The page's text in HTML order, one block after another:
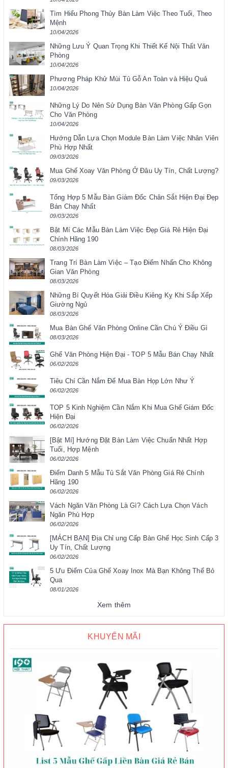
Tìm Hiểu Phong Thủy Bàn Làm Việc Theo Tuổi, Theo
Mệnh
10/04/2026
Những Lưu Ý Quan Trọng Khi Thiết Kế Nội Thất Văn
Phòng
10/04/2026
Phương Pháp Khử Mùi Tủ Gỗ An Toàn và Hiệu Quả
10/04/2026
Những Lý Do Nên Sử Dụng Bàn Văn Phòng Gấp Gọn
Cho Văn Phòng
10/04/2026
Hướng Dẫn Lựa Chọn Module Bàn Làm Việc Nhân Viên
Phù Hợp Nhất
09/03/2026
Mua Ghế Xoay Văn Phòng Ở Đâu Uy Tín, Chất Lượng?
09/03/2026
Tổng Hợp 5 Mẫu Bàn Giám Đốc Chân Sắt Hiện Đại Đẹp
Bán Chạy Nhất
09/03/2026
Bật Mí Các Mẫu Bàn Làm Việc Đẹp Giá Rẻ Hiện Đại
Chính Hãng 190
08/03/2026
Trang Trí Bàn Làm Việc – Tạo Điểm Nhấn Cho Không
Gian Văn Phòng
08/03/2026
Những Bí Quyết Hóa Giải Điều Kiêng Kỵ Khi Sắp Xếp
Giường Ngủ
08/03/2026
Mua Bàn Ghế Văn Phòng Online Cần Chú Ý Điều Gì
08/03/2026
Ghế Văn Phòng Hiện Đại - TOP 5 Mẫu Bán Chạy Nhất
06/02/2026
Tiêu Chí Cần Nắm Để Mua Bàn Họp Lớn Như Ý
06/02/2026
TOP 5 Kinh Nghiệm Cần Nắm Khi Mua Ghế Giám Đốc
Hiện Đại
06/02/2026
[Bật Mí] Hướng Đặt Bàn Làm Việc Chuẩn Nhất Hợp
Tuổi, Hợp Mệnh
06/02/2026
Điểm Danh 5 Mẫu Tủ Sắt Văn Phòng Giá Rẻ Chính
Hãng 190
06/02/2026
Vách Ngăn Văn Phòng Là Gì? Cách Lựa Chọn Vách
Ngăn Phù Hợp
06/02/2026
[MÁCH BẠN] Địa Chỉ ung Cấp Bàn Ghế Học Sinh Cấp 3
Uy Tín, Chất Lượng
06/02/2026
5 Ưu Điểm Của Ghế Xoay Inox Mà Bạn Không Thể Bỏ
Qua
08/01/2026
Xem thêm
KHUYẾN MÃI